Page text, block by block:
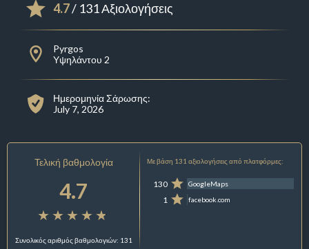
4.7/ 131 Αξιολογήσεις
Pyrgos
Υψηλάντου 2
Ημερομηνία Σάρωσης:
July 7, 2026
Τελική βαθμολογία
4.7
Συνολικός αριθμός βαθμολογιών: 131
Με βάση 131 αξιολογήσεις από πλατφόρμες:
130 GoogleMaps
1 facebook.com